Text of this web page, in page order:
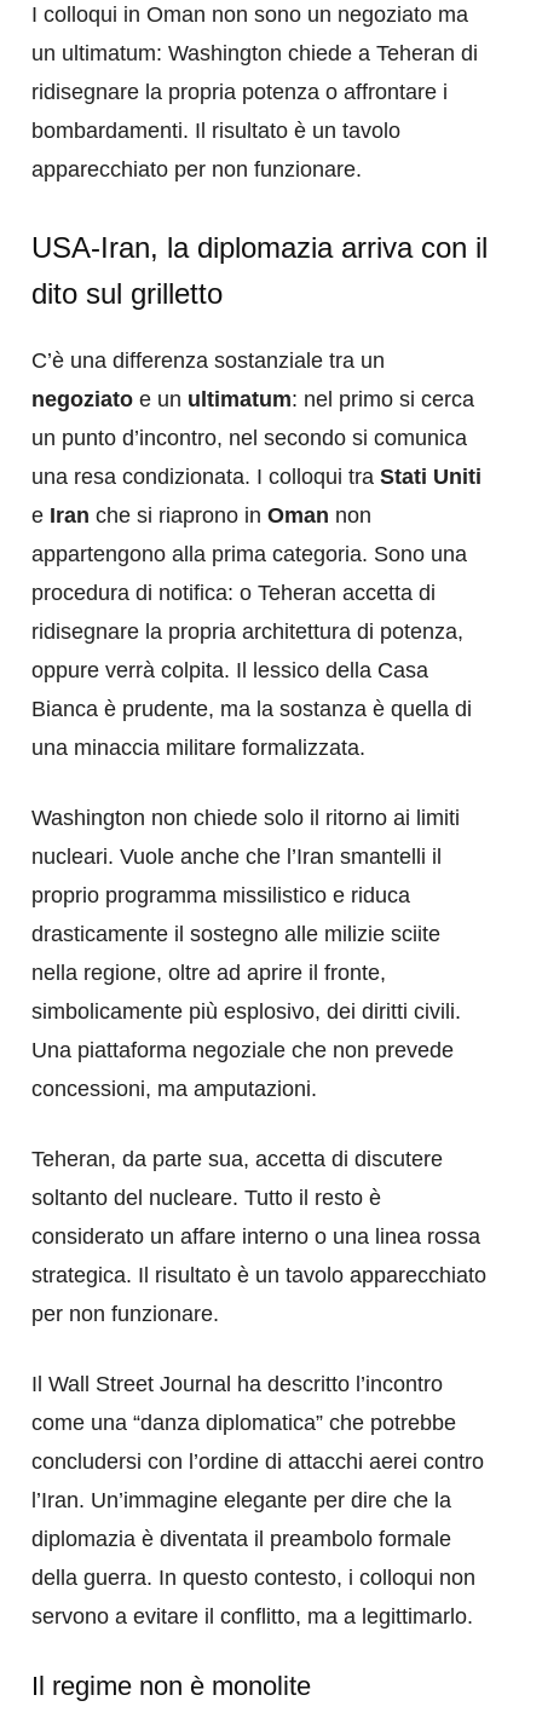
I colloqui in Oman non sono un negoziato ma
un ultimatum: Washington chiede a Teheran di
ridisegnare la propria potenza o affrontare i
bombardamenti. Il risultato è un tavolo
apparecchiato per non funzionare.
USA-Iran, la diplomazia arriva con il
dito sul grilletto
C’è una differenza sostanziale tra un
negoziato e un ultimatum: nel primo si cerca
un punto d’incontro, nel secondo si comunica
una resa condizionata. I colloqui tra Stati Uniti
e Iran che si riaprono in Oman non
appartengono alla prima categoria. Sono una
procedura di notifica: o Teheran accetta di
ridisegnare la propria architettura di potenza,
oppure verrà colpita. Il lessico della Casa
Bianca è prudente, ma la sostanza è quella di
una minaccia militare formalizzata.
Washington non chiede solo il ritorno ai limiti
nucleari. Vuole anche che l’Iran smantelli il
proprio programma missilistico e riduca
drasticamente il sostegno alle milizie sciite
nella regione, oltre ad aprire il fronte,
simbolicamente più esplosivo, dei diritti civili.
Una piattaforma negoziale che non prevede
concessioni, ma amputazioni.
Teheran, da parte sua, accetta di discutere
soltanto del nucleare. Tutto il resto è
considerato un affare interno o una linea rossa
strategica. Il risultato è un tavolo apparecchiato
per non funzionare.
Il Wall Street Journal ha descritto l’incontro
come una “danza diplomatica” che potrebbe
concludersi con l’ordine di attacchi aerei contro
l’Iran. Un’immagine elegante per dire che la
diplomazia è diventata il preambolo formale
della guerra. In questo contesto, i colloqui non
servono a evitare il conflitto, ma a legittimarlo.
Il regime non è monolite